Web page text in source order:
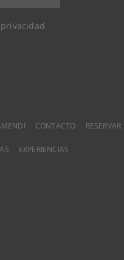
.
CONTACTO RESERVAR
EXPERIENCIAS